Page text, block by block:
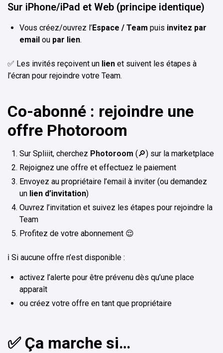
Sur iPhone/iPad et Web (principe identique)
Vous créez/ouvrez l’Espace / Team puis invitez par
email ou par lien.
✅ Les invités reçoivent un lien et suivent les étapes à
l’écran pour rejoindre votre Team.
Co-abonné : rejoindre une
offre Photoroom
Sur Spliiit, cherchez Photoroom (🔎) sur la marketplace
Rejoignez une offre et effectuez le paiement
Envoyez au propriétaire l’email à inviter (ou demandez
un lien d’invitation)
Ouvrez l’invitation et suivez les étapes pour rejoindre la
Team
Profitez de votre abonnement 😌
ℹ️ Si aucune offre n’est disponible :
activez l’alerte pour être prévenu dès qu’une place
apparaît
ou créez votre offre en tant que propriétaire
✅ Ça marche si…